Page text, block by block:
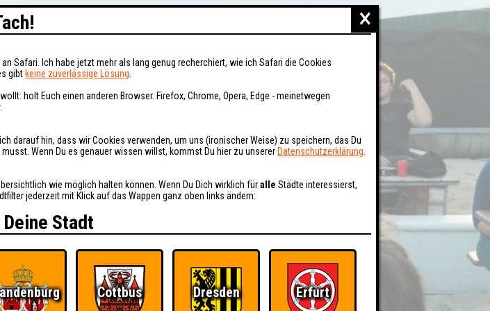
×
Safari. Ich habe jetzt mehr als lang genug recherchiert, wie ich Safari die Cookies
gibt keine zuverlässige Lösung
holt Euch einen anderen Browser. Firefox, Chrome, Opera, Edge - meinetwegen
darauf hin, dass wir Cookies verwenden, um uns (ironischer Weise) zu speichern, das Du
Wenn Du es genauer wissen willst, kommst Du hier zu unserer Datenschutzerklärung
wie möglich halten können. Wenn Du Dich wirklich füralle Städte interessierst,
jederzeit mit Klick auf das Wappen ganz oben links ändern:
Stadt
Cottbus Dresden Erfurt